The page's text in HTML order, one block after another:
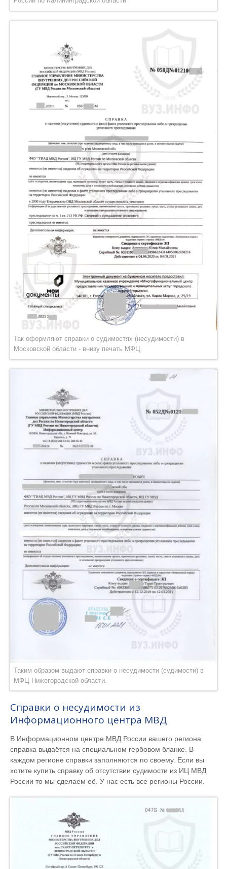
Так оформляют справки о судимостях (несудимости) в
Московской области - внизу печать МФЦ.
Таким образом выдают справки о несудимости (судимости) в
МФЦ Нижегородской области.
Справки о несудимости из
Информационного центра МВД
В Информационном центре МВД России вашего региона
справка выдаётся на специальном гербовом бланке. В
каждом регионе справки заполняются по своему. Если вы
хотите купить справку об отсутствии судимости из ИЦ МВД
России то мы сделаем её. У нас есть все регионы России.